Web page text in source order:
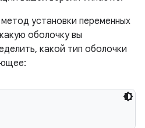
установки переменных
оболочку вы
какой тип оболочки